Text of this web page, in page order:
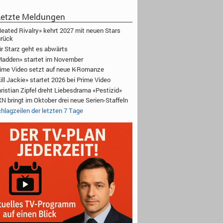
Meldungen
Rivalry» kehrt 2027 mit neuen Stars
Starz geht es abwärts
startet im November
Video setzt auf neue K-Romanze
Jackie» startet 2026 bei Prime Video
Zipfel dreht Liebesdrama «Pestizid»
bringt im Oktober drei neue Serien-Staffeln
der letzten 7 Tage